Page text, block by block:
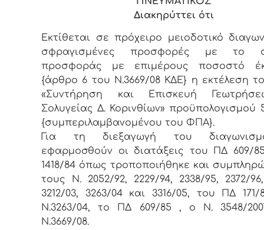
Διακηρύττει ότι
Εκτίθεται σε πρόχειρο μειοδοτικό
σφραγισμένες προσφορές με το
προσφοράς με επιμέρους ποσοστό
{άρθρο 6 του Ν.3669/08 ΚΔΕ} η εκτέλεση
«Συντήρηση και Επισκευή
Σολυγείας Δ. Κορινθίων» προϋπολογισμού
{συμπεριλαμβανομένου του ΦΠΑ}.
Για τη διεξαγωγή του
εφαρμοσθούν οι διατάξεις του ΠΔ 609/
1418/84 όπως τροποποιήθηκε και
τους Ν. 2052/92, 2229/94, 2338/95, 2372/96,
3212/03, 3263/04 και 3316/05, του ΠΔ
Ν.3263/04, το ΠΔ 609/85 , ο Ν. 3548/
Ν.3669/08.